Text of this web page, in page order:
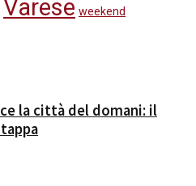
Varese weekend
la città del domani: il